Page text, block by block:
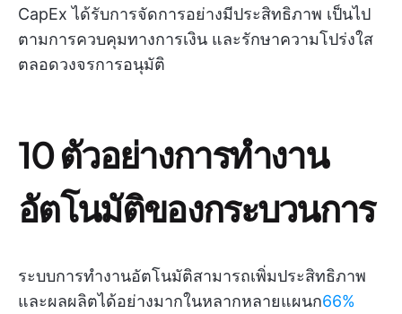
CapEx ได้รับการจัดการอย่างมีประสิทธิภาพ เป็นไป
ตามการควบคุมทางการเงิน และรักษาความโปร่งใส
ตลอดวงจรการอนุมัติ
10 ตัวอย่างการทำงาน
อัตโนมัติของกระบวนการ
ระบบการทำงานอัตโนมัติสามารถเพิ่มประสิทธิภาพ
และผลผลิตได้อย่างมากในหลากหลายแผนก66%